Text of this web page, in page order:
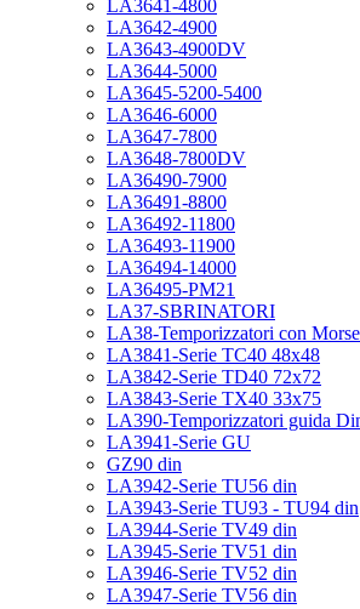
LA3641-4800
LA3642-4900
LA3643-4900DV
LA3644-5000
LA3645-5200-5400
LA3646-6000
LA3647-7800
LA3648-7800DV
LA36490-7900
LA36491-8800
LA36492-11800
LA36493-11900
LA36494-14000
LA36495-PM21
LA37-SBRINATORI
LA38-Temporizzatori con
LA3841-Serie TC40 48x48
LA3842-Serie TD40 72x72
LA3843-Serie TX40 33x75
LA390-Temporizzatori guida
LA3941-Serie GU
GZ90 din
LA3942-Serie TU56 din
LA3943-Serie TU93 - TU94 din
LA3944-Serie TV49 din
LA3945-Serie TV51 din
LA3946-Serie TV52 din
LA3947-Serie TV56 din